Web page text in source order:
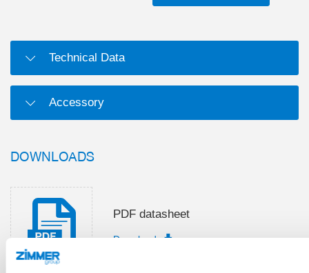
Technical Data
Accessory
DOWNLOADS
PDF datasheet
Download